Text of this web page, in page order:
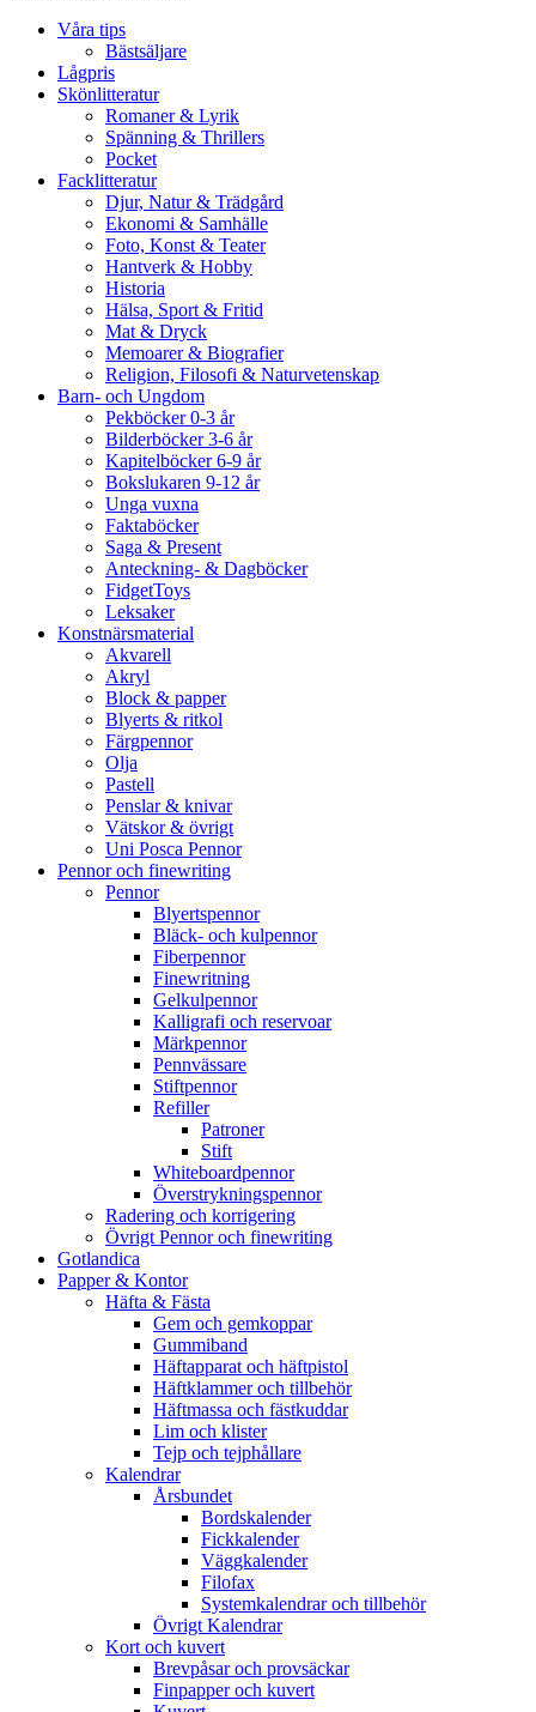
Våra tips
Bästsäljare
Lågpris
Skönlitteratur
Romaner & Lyrik
Spänning & Thrillers
Pocket
Facklitteratur
Djur, Natur & Trädgård
Ekonomi & Samhälle
Foto, Konst & Teater
Hantverk & Hobby
Historia
Hälsa, Sport & Fritid
Mat & Dryck
Memoarer & Biografier
Religion, Filosofi & Naturvetenskap
Barn- och Ungdom
Pekböcker 0-3 år
Bilderböcker 3-6 år
Kapitelböcker 6-9 år
Bokslukaren 9-12 år
Unga vuxna
Faktaböcker
Saga & Present
Anteckning- & Dagböcker
FidgetToys
Leksaker
Konstnärsmaterial
Akvarell
Akryl
Block & papper
Blyerts & ritkol
Färgpennor
Olja
Pastell
Penslar & knivar
Vätskor & övrigt
Uni Posca Pennor
Pennor och finewriting
Pennor
Blyertspennor
Bläck- och kulpennor
Fiberpennor
Finewritning
Gelkulpennor
Kalligrafi och reservoar
Märkpennor
Pennvässare
Stiftpennor
Refiller
Patroner
Stift
Whiteboardpennor
Överstrykningspennor
Radering och korrigering
Övrigt Pennor och finewriting
Gotlandica
Papper & Kontor
Häfta & Fästa
Gem och gemkoppar
Gummiband
Häftapparat och häftpistol
Häftklammer och tillbehör
Häftmassa och fästkuddar
Lim och klister
Tejp och tejphållare
Kalendrar
Årsbundet
Bordskalender
Fickkalender
Väggkalender
Filofax
Systemkalendrar och tillbehör
Övrigt Kalendrar
Kort och kuvert
Brevpåsar och provsäckar
Finpapper och kuvert